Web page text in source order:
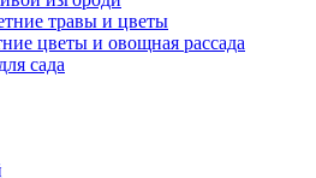
травы и цветы
цветы и овощная рассада
сада